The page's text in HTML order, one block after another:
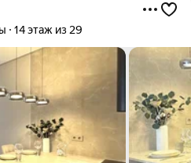
14 этаж из 29